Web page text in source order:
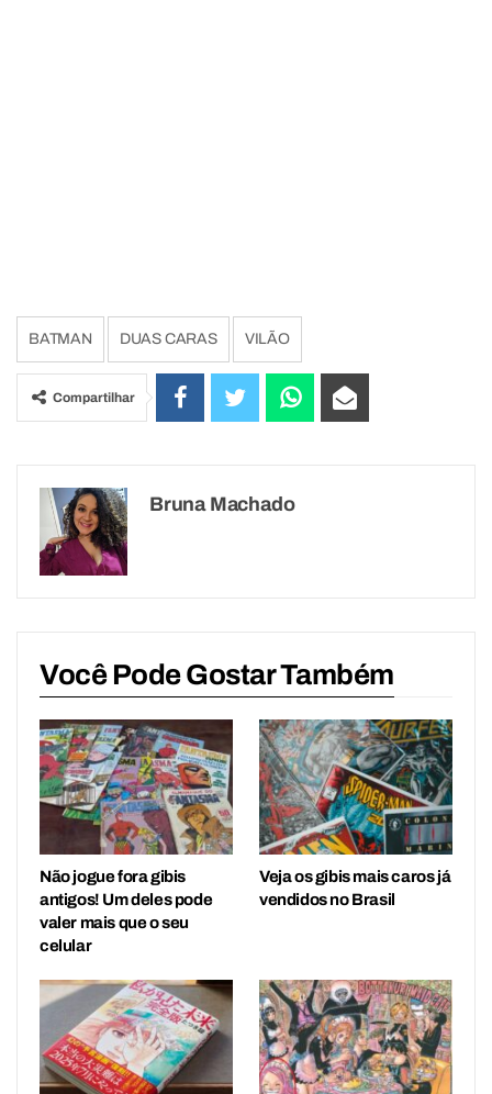
BATMAN DUAS CARAS VILÃO
Compartilhar
Bruna Machado
Você Pode Gostar Também
Não jogue fora gibis
antigos! Um deles pode
valer mais que o seu
celular
Veja os gibis mais caros já
vendidos no Brasil